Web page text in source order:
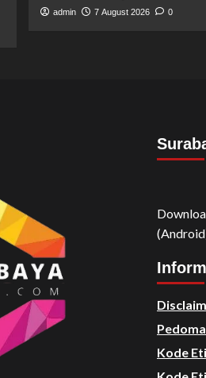
admin 7 August 2026 0
Kode